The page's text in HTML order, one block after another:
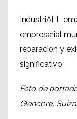
IndustriALL
empresarial
reparación y
significativo.
Foto de
Glencore,